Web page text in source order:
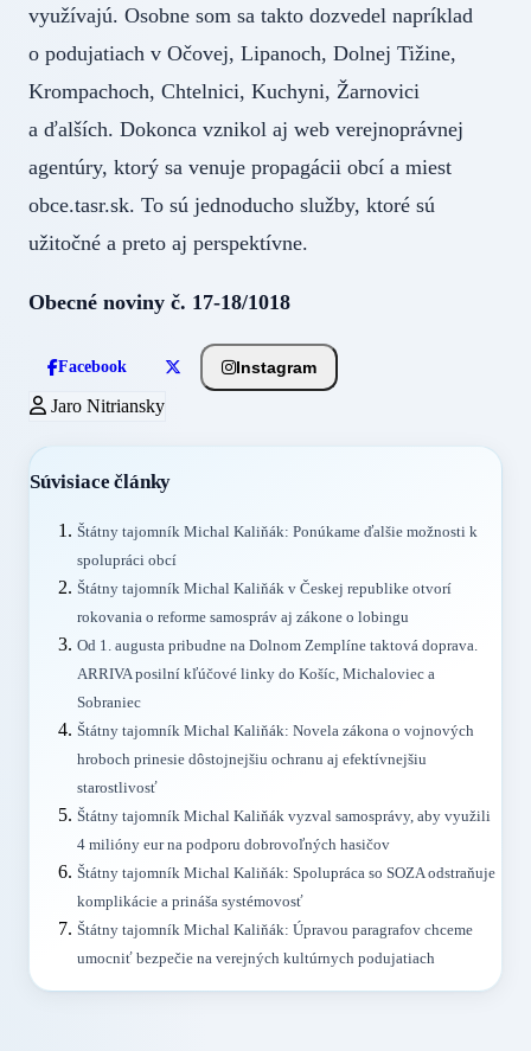
využívajú. Osobne som sa takto dozvedel napríklad
o podujatiach v Očovej, Lipanoch, Dolnej Tižine,
Krompachoch, Chtelnici, Kuchyni, Žarnovici
a ďalších. Dokonca vznikol aj web verejnoprávnej
agentúry, ktorý sa venuje propagácii obcí a miest
obce.tasr.sk. To sú jednoducho služby, ktoré sú
užitočné a preto aj perspektívne.
Obecné noviny č. 17-18/1018
Facebook Instagram
Jaro Nitriansky
Súvisiace články
Štátny tajomník Michal Kaliňák: Ponúkame ďalšie možnosti k
spolupráci obcí
Štátny tajomník Michal Kaliňák v Českej republike otvorí
rokovania o reforme samospráv aj zákone o lobingu
Od 1. augusta pribudne na Dolnom Zemplíne taktová doprava.
ARRIVA posilní kľúčové linky do Košíc, Michaloviec a
Sobraniec
Štátny tajomník Michal Kaliňák: Novela zákona o vojnových
hroboch prinesie dôstojnejšiu ochranu aj efektívnejšiu
starostlivosť
Štátny tajomník Michal Kaliňák vyzval samosprávy, aby využili
4 milióny eur na podporu dobrovoľných hasičov
Štátny tajomník Michal Kaliňák: Spolupráca so SOZA odstraňuje
komplikácie a prináša systémovosť
Štátny tajomník Michal Kaliňák: Úpravou paragrafov chceme
umocniť bezpečie na verejných kultúrnych podujatiach